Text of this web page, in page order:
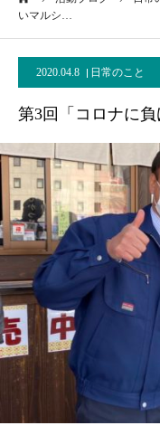
いマルシ…
2020.04.8 日常のこと
第3回「コロナに負